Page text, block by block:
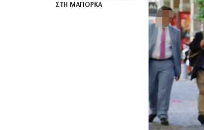
ΣΤΗ ΜΑΓΙΌΡΚΑ